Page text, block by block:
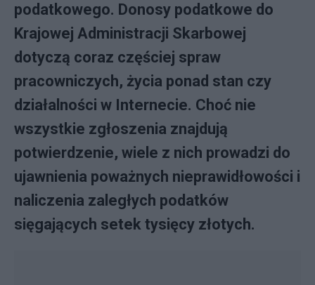
podatkowego. Donosy podatkowe do
Krajowej Administracji Skarbowej
dotyczą coraz częściej spraw
pracowniczych, życia ponad stan czy
działalności w Internecie. Choć nie
wszystkie zgłoszenia znajdują
potwierdzenie, wiele z nich prowadzi do
ujawnienia poważnych nieprawidłowości i
naliczenia zaległych podatków
sięgających setek tysięcy złotych.